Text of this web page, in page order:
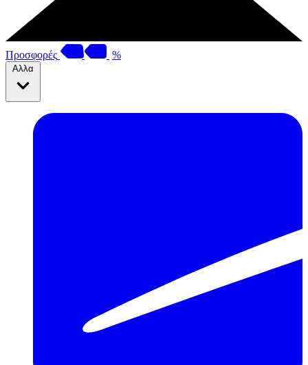
Προσφορές %
Αλλα